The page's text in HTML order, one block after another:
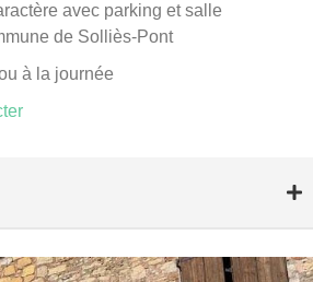
avec parking et salle
de Solliès-Pont
à la journée